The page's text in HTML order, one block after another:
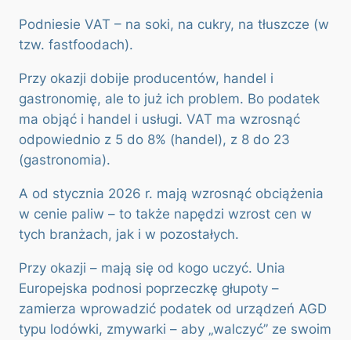
Podniesie VAT – na soki, na cukry, na tłuszcze (w
tzw. fastfoodach).
Przy okazji dobije producentów, handel i
gastronomię, ale to już ich problem. Bo podatek
ma objąć i handel i usługi. VAT ma wzrosnąć
odpowiednio z 5 do 8% (handel), z 8 do 23
(gastronomia).
A od stycznia 2026 r. mają wzrosnąć obciążenia
w cenie paliw – to także napędzi wzrost cen w
tych branżach, jak i w pozostałych.
Przy okazji – mają się od kogo uczyć. Unia
Europejska podnosi poprzeczkę głupoty –
zamierza wprowadzić podatek od urządzeń AGD
typu lodówki, zmywarki – aby „walczyć” ze swoim